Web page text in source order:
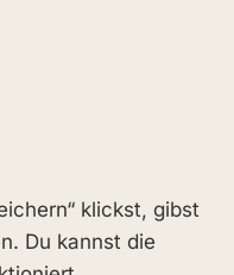
klickst, gibst
Du kannst die